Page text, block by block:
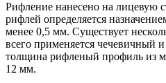
Рифление нанесено на лицевую
рифлей определяется
менее 0,5 мм. Существует
всего применяется чечевичный
толщина рифленый профиль из
12 мм.